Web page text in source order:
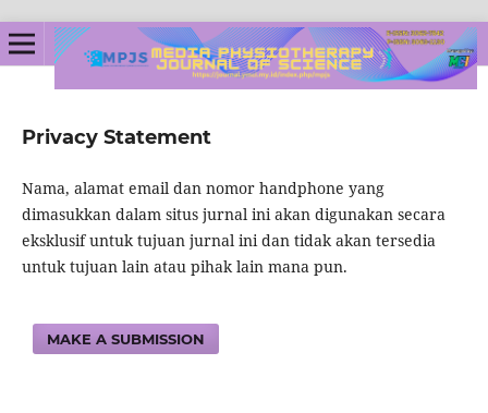
Privacy Statement
Nama, alamat email dan nomor handphone yang
dimasukkan dalam situs jurnal ini akan digunakan secara
eksklusif untuk tujuan jurnal ini dan tidak akan tersedia
untuk tujuan lain atau pihak lain mana pun.
MAKE A SUBMISSION